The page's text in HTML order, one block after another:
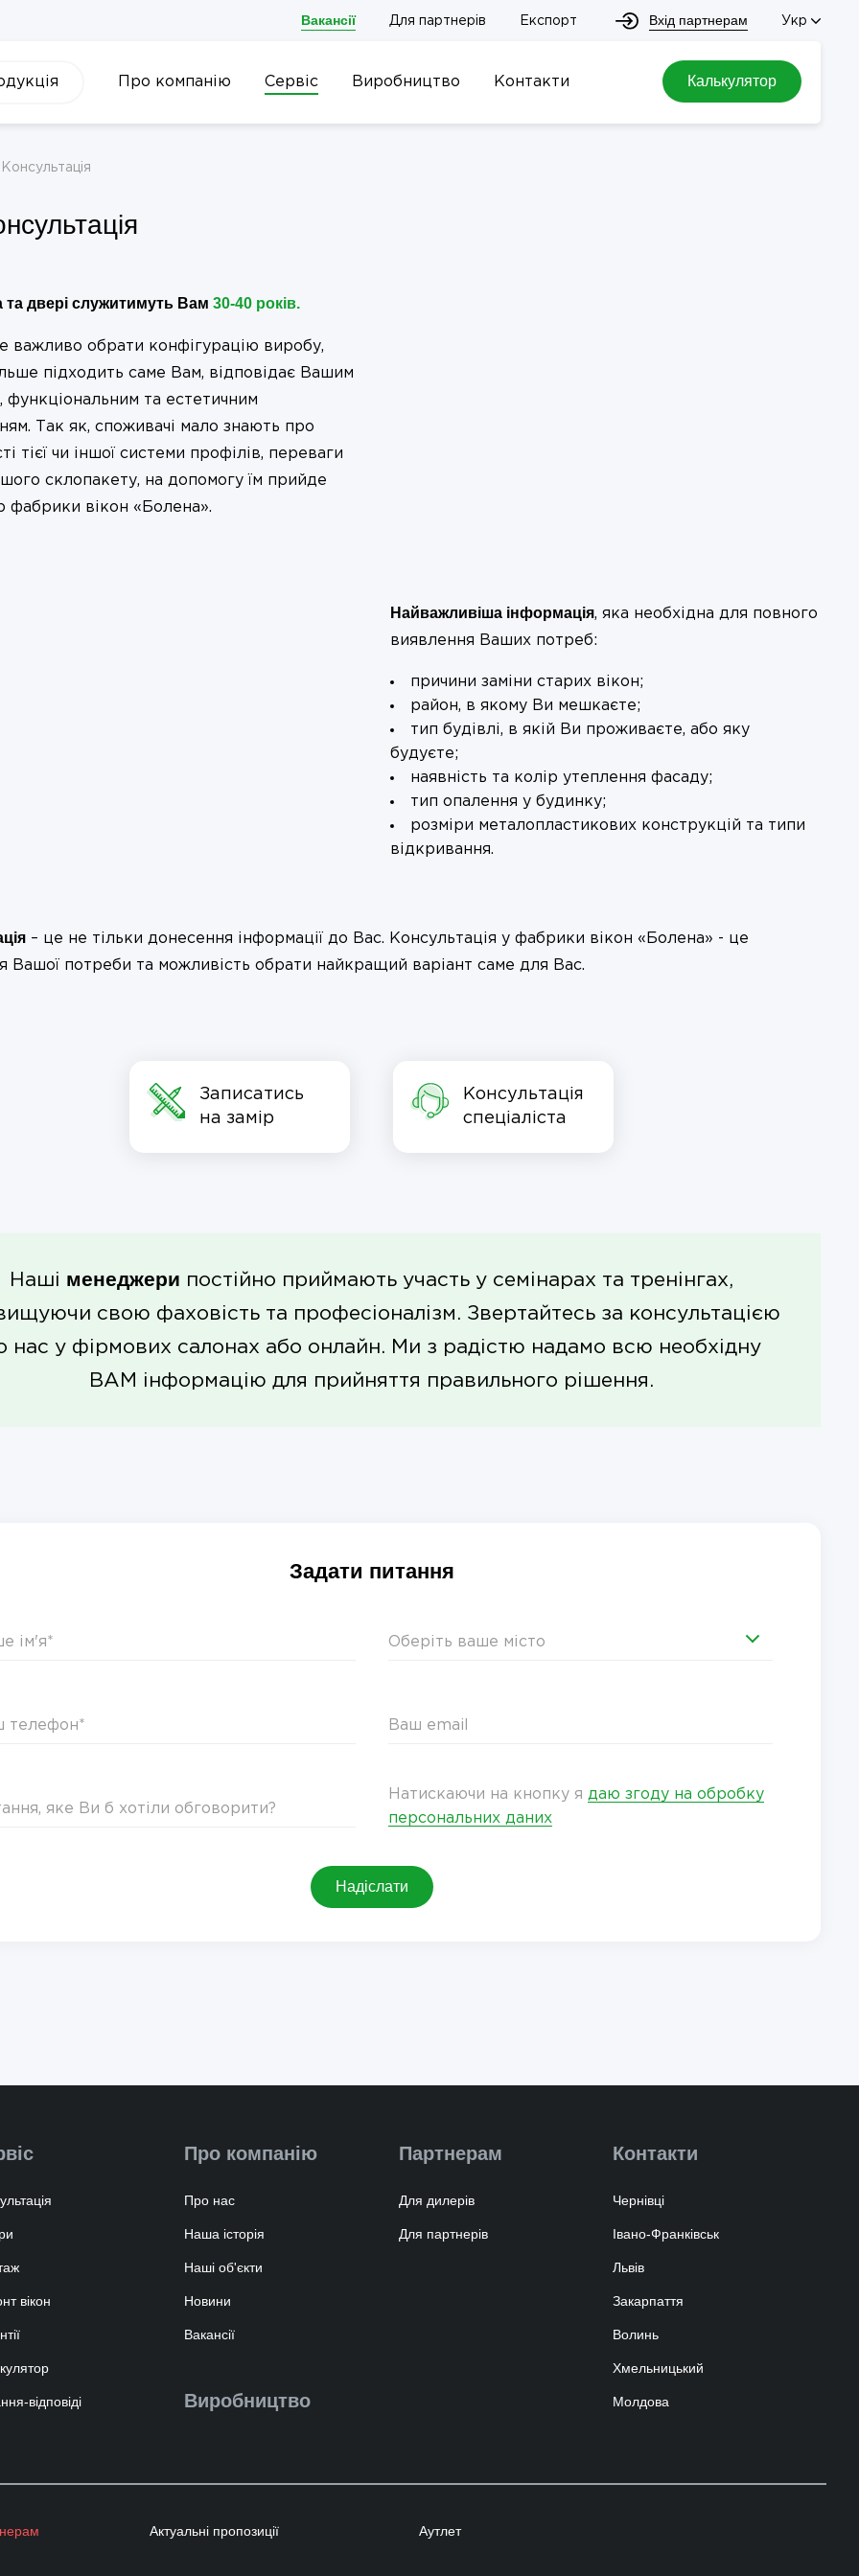
Вакансії Для партнерів Експорт Вхід партнерам Укр
Про компанію Сервіс Виробництво Контакти Калькулятор
Консультація
та двері служитимуть Вам 30-40 років.
важливо обрати конфігурацію виробу,
підходить саме Вам, відповідає Вашим
функціональним та естетичним
Так як, споживачі мало знають про
тієї чи іншої системи профілів, переваги
склопакету, на допомогу їм прийде
фабрики вікон «Болена».
Найважливіша інформація, яка необхідна для повного
виявлення Ваших потреб:
причини заміни старих вікон;
район, в якому Ви мешкаєте;
тип будівлі, в якій Ви проживаєте, або яку
будуєте;
наявність та колір утеплення фасаду;
тип опалення у будинку;
розміри металопластикових конструкцій та типи
відкривання.
– це не тільки донесення інформації до Вас. Консультація у фабрики вікон «Болена» - це
Вашої потреби та можливість обрати найкращий варіант саме для Вас.
Записатись
на замір
Консультація
спеціаліста
Наші менеджери постійно приймають участь у семінарах та тренінгах,
свою фаховість та професіоналізм. Звертайтесь за консультацією
нас у фірмових салонах або онлайн. Ми з радістю надамо всю необхідну
ВАМ інформацію для прийняття правильного рішення.
Задати питання
Оберіть ваше місто
Натискаючи на кнопку я даю згоду на обробку
персональних даних
Надіслати
вікон
відповіді
Про компанію
Про нас
Наша історія
Наші об'єкти
Новини
Вакансії
Виробництво
Партнерам
Для дилерів
Для партнерів
Контакти
Чернівці
Івано-Франківськ
Львів
Закарпаття
Волинь
Хмельницький
Молдова
Актуальні пропозиції Аутлет